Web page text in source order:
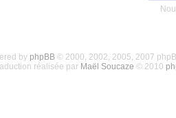
by phpBB© 2000, 2002, 2005, 2007
réalisée par Maël Soucaze © 2010